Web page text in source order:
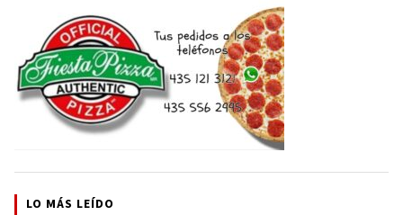
LO MÁS LEÍDO